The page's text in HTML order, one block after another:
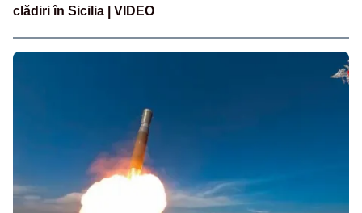
clădiri în Sicilia | VIDEO